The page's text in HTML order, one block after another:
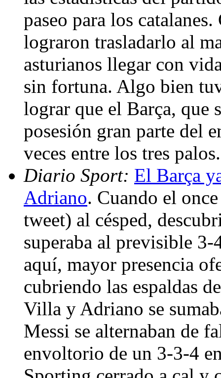
paseo para los
lograron trasladarlo al
asturianos llegar con
sin fortuna. Algo bien
lograr que el Barça, que
posesión gran parte del
veces entre los tres
Diario Sport: El Barça
Adriano. Cuando el
tweet) al césped,
superaba al previsible 3-
aquí, mayor presencia
cubriendo las espaldas
Villa y Adriano se
Messi se alternaban de
envoltorio de un 3-3-4